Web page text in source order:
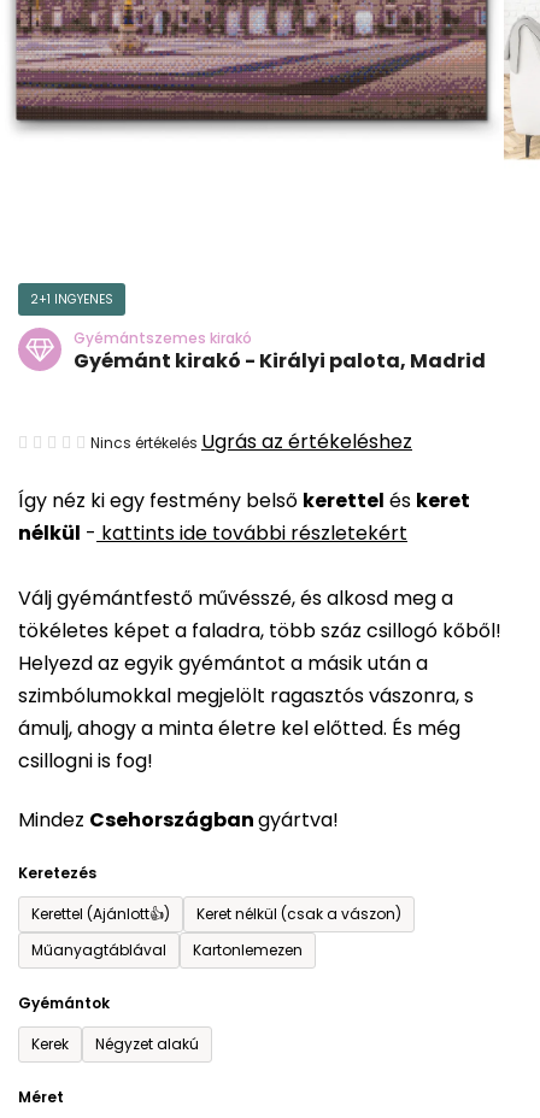
Így néz ki egy festmény belső kerettel és keret
nélkül - kattints ide további részletekért
Válj gyémántfestő művésszé, és alkosd meg a
tökéletes képet a faladra, több száz csillogó kőből!
Helyezd az egyik gyémántot a másik után a
szimbólumokkal megjelölt ragasztós vászonra, s
ámulj, ahogy a minta életre kel előtted. És még
csillogni is fog!
Mindez Csehországbangyártva!
Keretezés
Kerettel (Ajánlott👍)
Keret nélkül (csak a vászon)
Műanyagtáblával
Kartonlemezen
Gyémántok
Kerek
Négyzet alakú
Méret
2+1 INGYENES
Gyémántszemes kirakó
Gyémánt kirakó - Királyi palota, Madrid
A
átlagos
értékelése
ből
0,0
csillag.
Nincs értékelés Ugrás az értékeléshez